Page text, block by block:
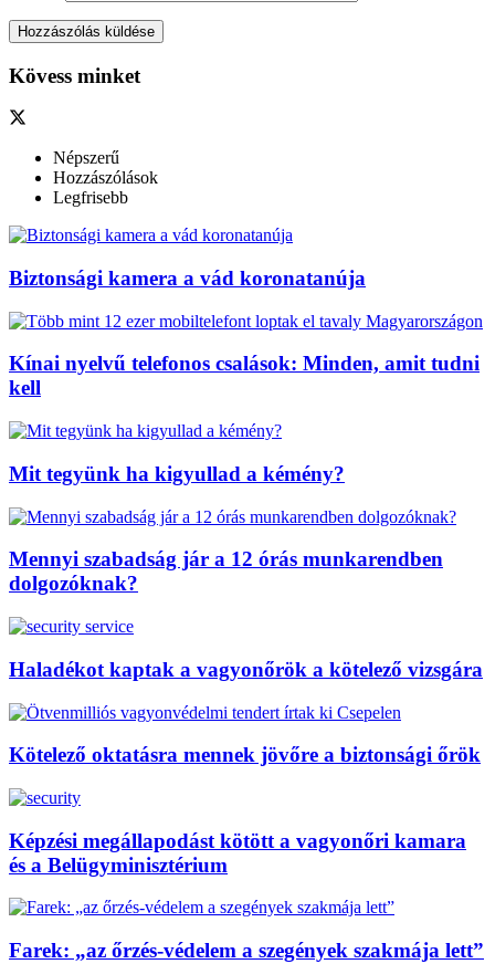
Kövess minket
Népszerű
Hozzászólások
Legfrisebb
Biztonsági kamera a vád koronatanúja
Kínai nyelvű telefonos csalások: Minden, amit tudni
kell
Mit tegyünk ha kigyullad a kémény?
Mennyi szabadság jár a 12 órás munkarendben
dolgozóknak?
Haladékot kaptak a vagyonőrök a kötelező vizsgára
Kötelező oktatásra mennek jövőre a biztonsági őrök
Képzési megállapodást kötött a vagyonőri kamara
és a Belügyminisztérium
Farek: „az őrzés-védelem a szegények szakmája lett”